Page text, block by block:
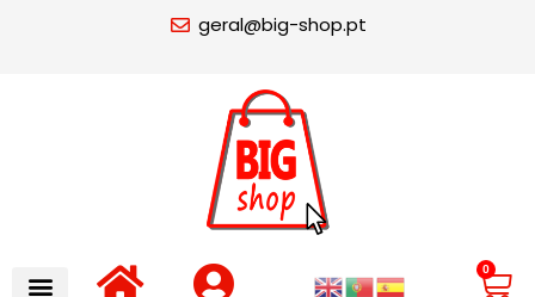
geral@big-shop.pt
0